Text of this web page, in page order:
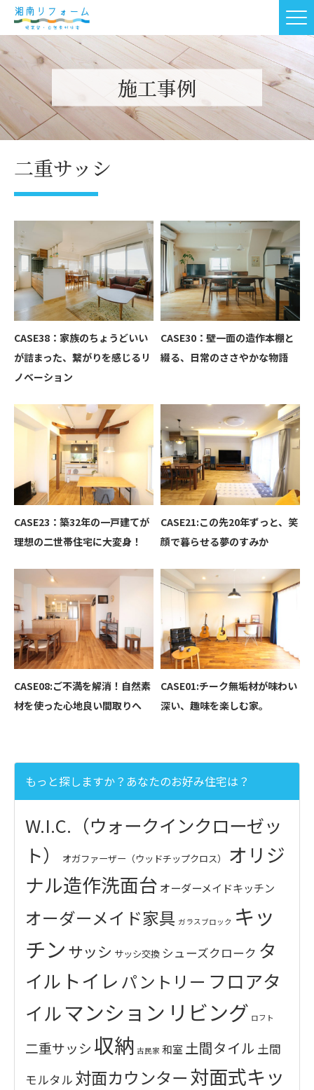
施工事例
二重サッシ
CASE38：家族のちょうどいい
が詰まった、繋がりを感じるリ
ノベーション
CASE30：壁一面の造作本棚と
綴る、日常のささやかな物語
CASE23：築32年の一戸建てが
理想の二世帯住宅に大変身！
CASE21:この先20年ずっと、笑
顔で暮らせる夢のすみか
CASE08:ご不満を解消！自然素
材を使った心地良い間取りへ
CASE01:チーク無垢材が味わい
深い、趣味を楽しむ家。
もっと探しますか？あなたのお好み住宅は？
W.I.C.（ウォークインクローゼッ
ト）
オガファーザー（ウッドチップクロス）
オリジ
ナル造作洗面台 オーダーメイドキッチン
オーダーメイド家具 ガラスブロック キッ
チン サッシ サッシ交換 シューズクローク タ
イル トイレ パントリー フロアタ
イルマンション リビング ロフト
二重サッシ 収納 古民家 和室 土間タイル 土間
モルタル 対面カウンター対面式キッ